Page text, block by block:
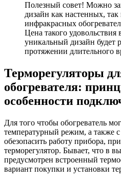
Полезный совет! Можно
дизайн как настенных,
инфракрасных
Цена такого удовольствия
уникальный дизайн будет
протяжении длительного
Терморегуляторы
обогревателя:
особенности
Для того чтобы обогреватель
температурный режим, а также
обезопасить работу прибора,
терморегулятор. Бывает, что в
предусмотрен встроенный
вариант покупки и установки